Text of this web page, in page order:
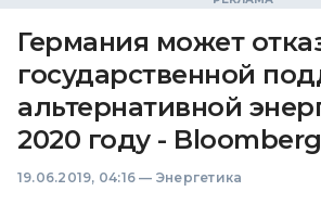
Германия может
государственной
альтернативной
2020 году - Bloomberg
19.06.2019, 04:16 — Энергетика